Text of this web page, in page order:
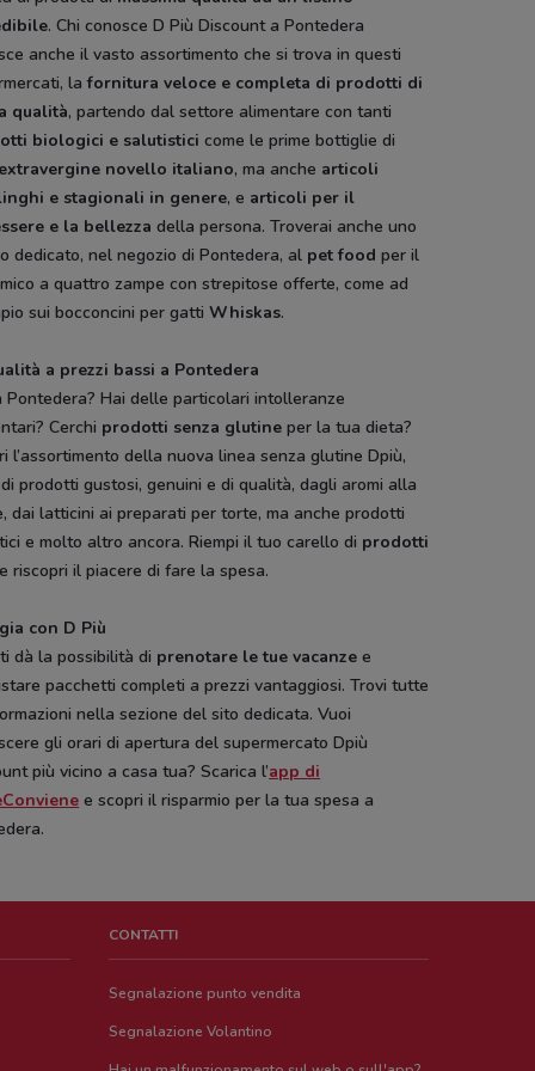
ZONA Conad City Bimbo Store
. Chi conosce D Più Discount a Pontedera
anche il vasto assortimento che si trova in questi
lafornitura veloce e completa di prodotti di
qualità, partendo dal settore alimentare con tanti
biologici e salutistici come le prime bottiglie di
novello italiano, ma anche articoli
e stagionali in genere, e articoli per il
e la bellezza della persona. Troverai anche uno
dedicato, nel negozio di Pontedera, al pet food per il
a quattro zampe con strepitose offerte, come ad
sui bocconcini per gattiWhiskas.
a prezzi bassi a Pontedera
Pontedera? Hai delle particolari intolleranze
Cerchi prodotti senza glutine per la tua dieta?
l’assortimento della nuova linea senza glutine Dpiù,
prodotti gustosi, genuini e di qualità, dagli aromi alla
dai latticini ai preparati per torte, ma anche prodotti
e molto altro ancora. Riempi il tuo carello di prodotti
e riscopri il piacere di fare la spesa.
con D Più
dà la possibilità di prenotare le tue vacanze e
pacchetti completi a prezzi vantaggiosi. Trovi tutte
nella sezione del sito dedicata. Vuoi
gli orari di apertura del supermercato Dpiù
più vicino a casa tua? Scarica l’app di
e scopri il risparmio per la tua spesa a
CONTATTI
Segnalazione punto vendita
Segnalazione Volantino